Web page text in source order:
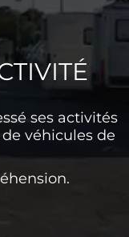
ses activités
véhicules de